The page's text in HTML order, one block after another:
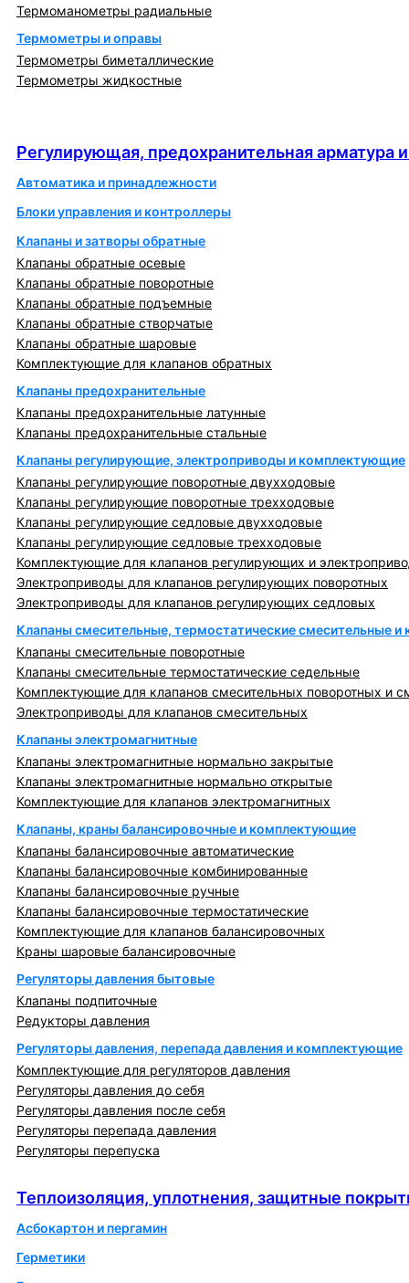
Термоманометры радиальные
Термометры и оправы
Термометры биметаллические
Термометры жидкостные
Регулирующая, предохранительная арматура
Автоматика и принадлежности
Блоки управления и контроллеры
Клапаны и затворы обратные
Клапаны обратные осевые
Клапаны обратные поворотные
Клапаны обратные подъемные
Клапаны обратные створчатые
Клапаны обратные шаровые
Комплектующие для клапанов обратных
Клапаны предохранительные
Клапаны предохранительные латунные
Клапаны предохранительные стальные
Клапаны регулирующие, электроприводы и комплектующие
Клапаны регулирующие поворотные двухходовые
Клапаны регулирующие поворотные трехходовые
Клапаны регулирующие седловые двухходовые
Клапаны регулирующие седловые трехходовые
Комплектующие для клапанов регулирующих и
Электроприводы для клапанов регулирующих поворотных
Электроприводы для клапанов регулирующих седловых
Клапаны смесительные, термостатические смесительные
Клапаны смесительные поворотные
Клапаны смесительные термостатические седельные
Комплектующие для клапанов смесительных поворотных и
Электроприводы для клапанов смесительных
Клапаны электромагнитные
Клапаны электромагнитные нормально закрытые
Клапаны электромагнитные нормально открытые
Комплектующие для клапанов электромагнитных
Клапаны, краны балансировочные и комплектующие
Клапаны балансировочные автоматические
Клапаны балансировочные комбинированные
Клапаны балансировочные ручные
Клапаны балансировочные термостатические
Комплектующие для клапанов балансировочных
Краны шаровые балансировочные
Регуляторы давления бытовые
Клапаны подпиточные
Редукторы давления
Регуляторы давления, перепада давления и комплектующие
Комплектующие для регуляторов давления
Регуляторы давления до себя
Регуляторы давления после себя
Регуляторы перепада давления
Регуляторы перепуска
Теплоизоляция, уплотнения, защитные
Асбокартон и пергамин
Герметики